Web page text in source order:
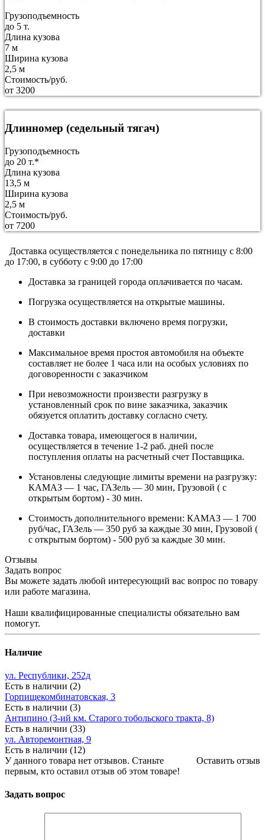
Грузоподъемность
до 5 т.
Длина кузова
7 м
Ширина кузова
2,5 м
Стоимость/руб.
от 3200
Длинномер (седельный тягач)
Грузоподъемность
до 20 т.*
Длина кузова
13,5 м
Ширина кузова
2,5 м
Стоимость/руб.
от 7200
Доставка осуществляется c понедельника по пятницу с 8:00
до 17:00, в субботу с 9:00 до 17:00
Доставка за границей города оплачивается по часам.
Погрузка осуществляется на открытые машины.
В стоимость доставки включено время погрузки,
доставки
Максимальное время простоя автомобиля на объекте
составляет не более 1 часа или на особых условиях по
договоренности с заказчиком
При невозможности произвести разгрузку в
установленный срок по вине заказчика, заказчик
обязуется оплатить доставку согласно счету.
Доставка товара, имеющегося в наличии,
осуществляется в течение 1-2 раб. дней после
поступления оплаты на расчетный счет Поставщика.
Установлены следующие лимиты времени на разгрузку:
КАМАЗ — 1 час, ГАЗель — 30 мин, Грузовой ( с
открытым бортом) - 30 мин.
Стоимость дополнительного времени: КАМАЗ — 1 700
руб/час, ГАЗель — 350 руб за каждые 30 мин, Грузовой (
с открытым бортом) - 500 руб за каждые 30 мин.
Отзывы
Задать вопрос
Вы можете задать любой интересующий вас вопрос по товару
или работе магазина.
Наши квалифицированные специалисты обязательно вам
помогут.
Наличие
ул. Республики, 252д
Есть в наличии (2)
Горпищекомбинатовская, 3
Есть в наличии (3)
Антипино (3-ий км. Старого тобольского тракта, 8)
Есть в наличии (33)
ул. Авторемонтная, 9
Есть в наличии (12)
Оставить отзыв
У данного товара нет отзывов. Станьте
первым, кто оставил отзыв об этом товаре!
Задать вопрос